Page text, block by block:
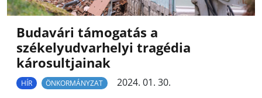
Budavári támogatás a
székelyudvarhelyi tragédia
károsultjainak
HÍR ÖNKORMÁNYZAT
2024. 01. 30.